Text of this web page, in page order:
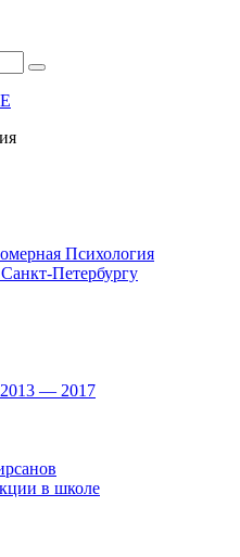
Психология
Петербургу
— 2017
в школе